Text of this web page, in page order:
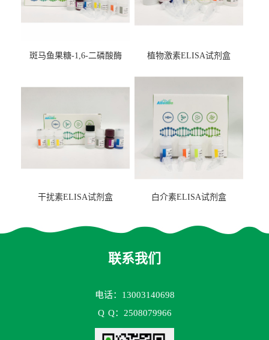
斑马鱼果糖-1,6-二磷酸酶
盒
植物激素ELISA试剂盒
干扰素ELISA试剂盒 白介素ELISA试剂盒
联系我们
电话：13003140698
Q Q：2508079966